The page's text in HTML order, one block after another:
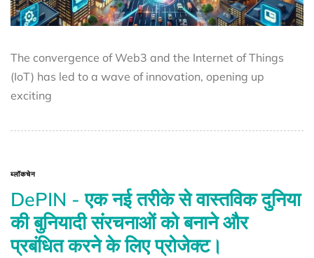
The convergence of Web3 and the Internet of Things
(IoT) has led to a wave of innovation, opening up
exciting
ब्लॉकचेन
DePIN - एक नई तरीके से वास्तविक दुनिया
की बुनियादी संरचनाओं को बनाने और
प्रबंधित करने के लिए प्रोजेक्ट।